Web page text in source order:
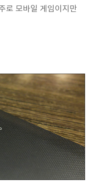
로 모바일 게임이지만